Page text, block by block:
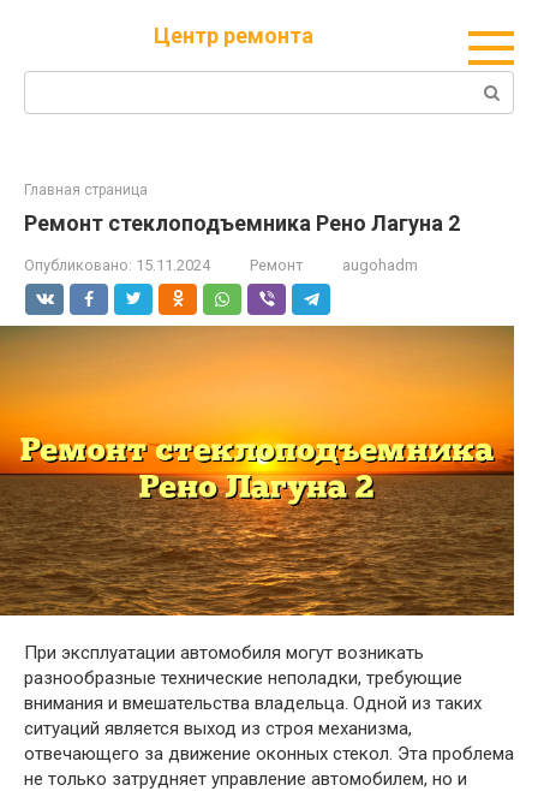
Центр ремонта
Поиск:
Главная страница
Ремонт стеклоподъемника Рено Лагуна 2
Опубликовано: 15.11.2024 Ремонт augohadm
При эксплуатации автомобиля могут возникать
разнообразные технические неполадки, требующие
внимания и вмешательства владельца. Одной из таких
ситуаций является выход из строя механизма,
отвечающего за движение оконных стекол. Эта проблема
не только затрудняет управление автомобилем, но и